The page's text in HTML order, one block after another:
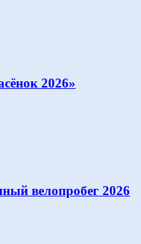
2026»
велопробег 2026